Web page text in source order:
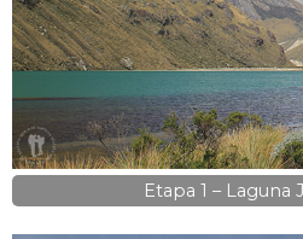
Etapa 1 – Laguna